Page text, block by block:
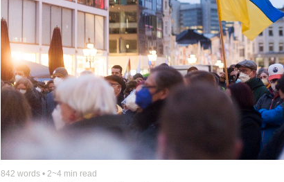
842 words • 2~4 min read